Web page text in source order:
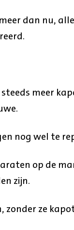
dan nu,
meer
nog wel te
op de
zijn.
zonder ze